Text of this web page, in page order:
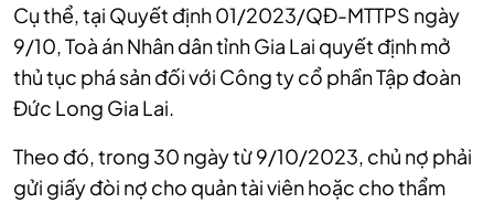
Cụ thể, tại Quyết định 01/2023/QĐ-MTTPS ngày
9/10, Toà án Nhân dân tỉnh Gia Lai quyết định mở
thủ tục phá sản đối với Công ty cổ phần Tập đoàn
Đức Long Gia Lai.
Theo đó, trong 30 ngày từ 9/10/2023, chủ nợ phải
gửi giấy đòi nợ cho quản tài viên hoặc cho thẩm